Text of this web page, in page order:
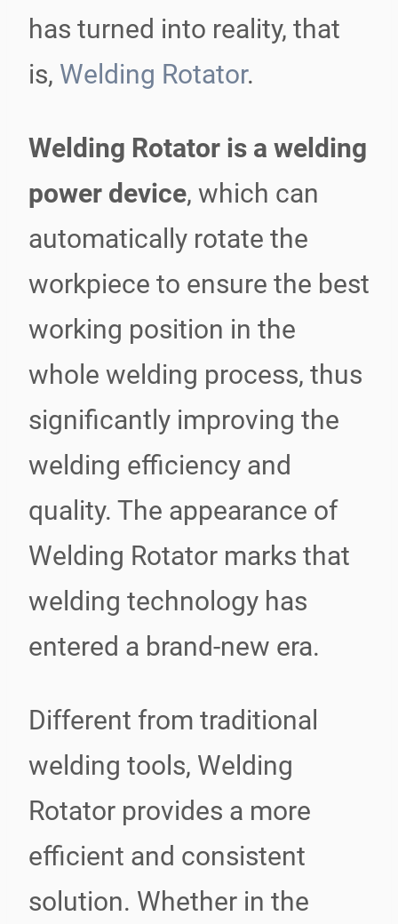
has turned into reality, that
is, Welding Rotator.
Welding Rotator is a welding
power device, which can
automatically rotate the
workpiece to ensure the best
working position in the
whole welding process, thus
significantly improving the
welding efficiency and
quality. The appearance of
Welding Rotator marks that
welding technology has
entered a brand-new era.
Different from traditional
welding tools, Welding
Rotator provides a more
efficient and consistent
solution. Whether in the